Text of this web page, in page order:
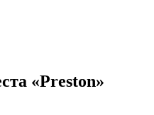
«Preston»